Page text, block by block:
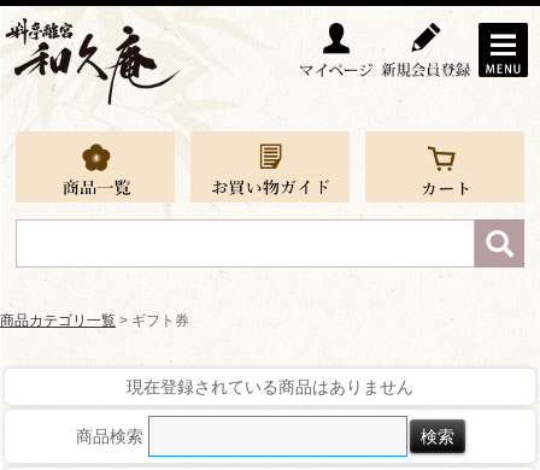
商品カテゴリ一覧 > ギフト券
現在登録されている商品はありません
商品検索